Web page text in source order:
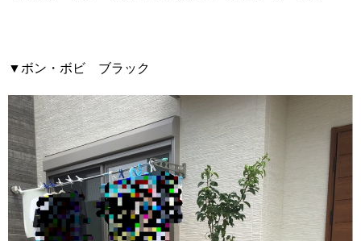
▼ボン・ボビ ブラック